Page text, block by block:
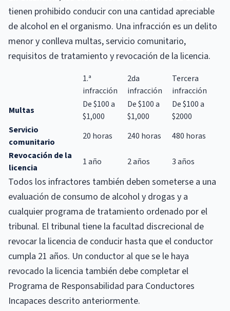
tienen prohibido conducir con una cantidad apreciable
de alcohol en el organismo. Una infracción es un delito
menor y conlleva multas, servicio comunitario,
requisitos de tratamiento y revocación de la licencia.
1.ª
infracción
2da
infracción
Tercera
infracción
Multas
De $100 a
$1,000
De $100 a
$1,000
De $100 a
$2000
Servicio
comunitario
20 horas 240 horas
480 horas
Revocación de la
licencia
1 año 2 años 3 años
Todos los infractores también deben someterse a una
evaluación de consumo de alcohol y drogas y a
cualquier programa de tratamiento ordenado por el
tribunal. El tribunal tiene la facultad discrecional de
revocar la licencia de conducir hasta que el conductor
cumpla 21 años. Un conductor al que se le haya
revocado la licencia también debe completar el
Programa de Responsabilidad para Conductores
Incapaces descrito anteriormente.